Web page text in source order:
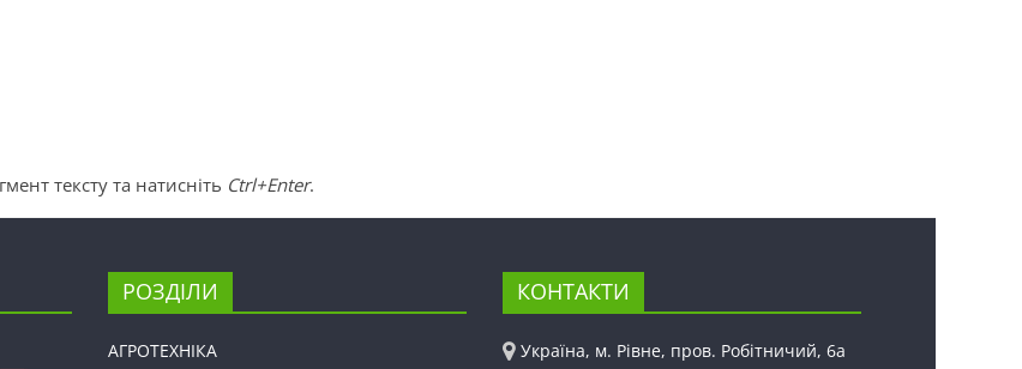
тексту та натисніть Ctrl+Enter.
РОЗДІЛИ
АГРОТЕХНІКА
КОНТАКТИ
Україна, м. Рівне, пров. Робітничий, 6а